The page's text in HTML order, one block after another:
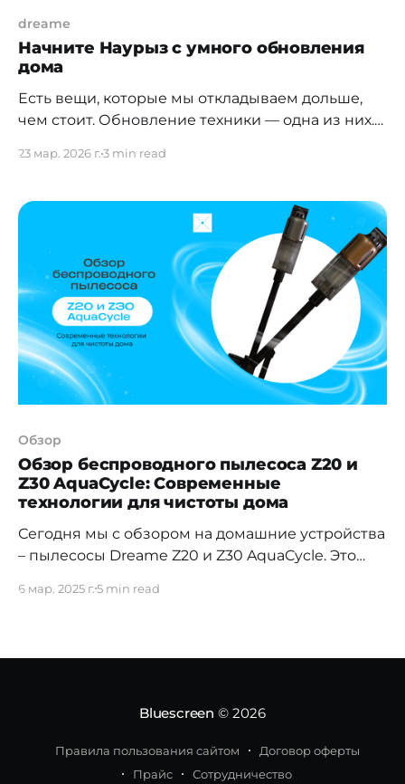
dreame
Начните Наурыз с умного обновления
дома
Есть вещи, которые мы откладываем дольше,
чем стоит. Обновление техники — одна из них.
работает». Но Наурыз это как раз тот момент,
вокруг себя. Разобрать лишнее, обновить
базовые вещи и упростить повседневные
процессы. И если говорить про
23 мар. 2026 г.3 min read
Обзор
Обзор беспроводного пылесоса Z20 и
Z30 AquaCycle: Современные
технологии для чистоты дома
Сегодня мы с обзором на домашние устройства
– пылесосы Dreame Z20 и Z30 AquaCycle. Это
уборки, которое обещает стать отличным
покажу, как он справляется с различными
6 мар. 2025 г.5 min read
Bluescreen © 2026
Правила пользования сайтом
Договор оферты
Прайс
Сотрудничество